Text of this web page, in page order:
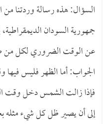
السؤال: هذه رسالة وردتنا
جمهورية السودان
عن الوقت الضروري لكل من
الجواب: أما الظهر فليس
فإذا زالت الشمس دخل وقت
إلى أن يصير ظل كل شيء مثله